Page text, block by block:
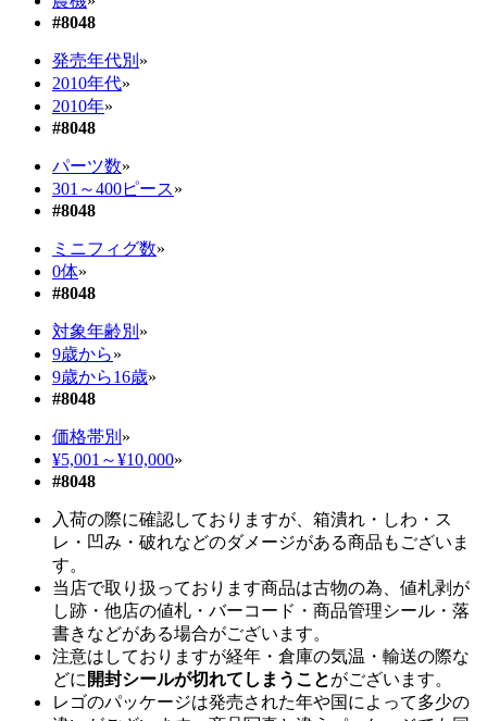
#8048
発売年代別 »
2010年代»
2010年»
#8048
パーツ数»
301～400ピース»
#8048
ミニフィグ数»
0体»
#8048
対象年齢別 »
9歳から»
9歳から16歳»
#8048
価格帯別 »
¥5,001～¥10,000»
#8048
入荷の際に確認しておりますが、箱潰れ・しわ・ス
レ・凹み・破れなどのダメージがある商品もございま
す。
当店で取り扱っております商品は古物の為、値札剥が
し跡・他店の値札・バーコード・商品管理シール・落
書きなどがある場合がございます。
注意はしておりますが経年・倉庫の気温・輸送の際な
どに 開封シールが切れてしまうことがございます。
レゴのパッケージは発売された年や国によって多少の